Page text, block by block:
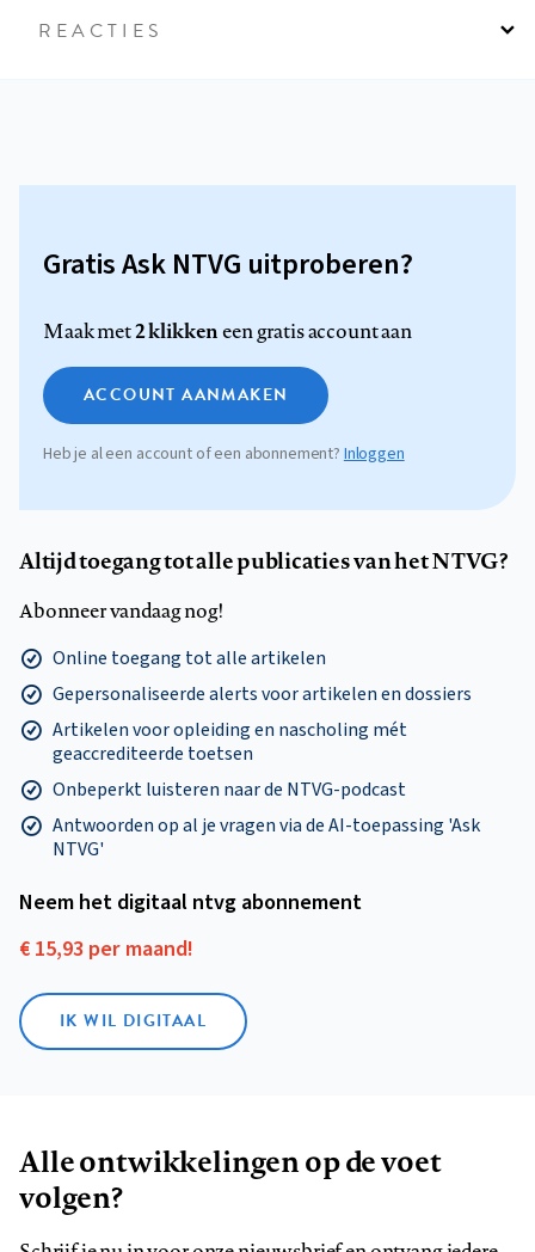
REACTIES
Gratis Ask NTVG uitproberen?
Maak met2 klikkeneen gratis account aan
ACCOUNT AANMAKEN
Heb je al een account of een abonnement?Inloggen
Altijd toegang tot alle publicaties van het NTVG?
Abonneer vandaag nog!
Online toegang tot alle artikelen
Gepersonaliseerde alerts voor artikelen en dossiers
Artikelen voor opleiding en nascholing mét
geaccrediteerde toetsen
Onbeperkt luisteren naar de NTVG-podcast
Antwoorden op al je vragen via de AI-toepassing 'Ask
NTVG'
Neem het digitaal ntvg abonnement
€ 15,93 per maand!
IK WIL DIGITAAL
Alle ontwikkelingen op de voet
volgen?